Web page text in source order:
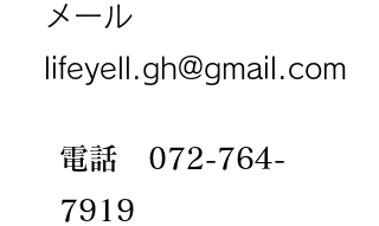
メール
lifeyell.gh@gmail.com
電話 072-764-
7919